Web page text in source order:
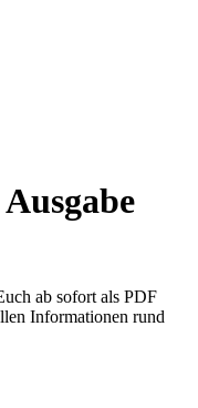
ab sofort als PDF
Informationen rund